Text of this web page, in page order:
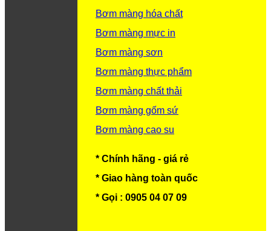
Bơm màng hóa chất
Bơm màng mực in
Bơm màng sơn
Bơm màng thực phẩm
Bơm màng chất thải
Bơm màng gốm sứ
Bơm màng cao su
* Chính hãng - giá rẻ
* Giao hàng toàn quốc
* Gọi : 0905 04 07 09